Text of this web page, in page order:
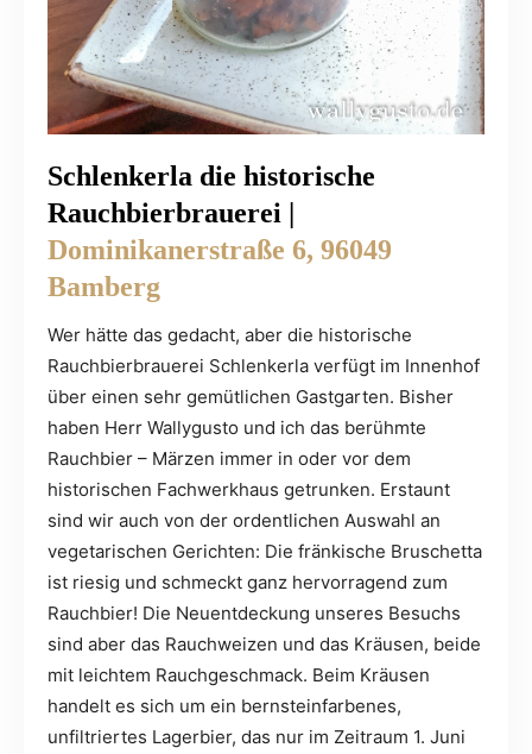
Schlenkerla die historische
Rauchbierbrauerei |
Dominikanerstraße 6, 96049
Bamberg
Wer hätte das gedacht, aber die historische
Rauchbierbrauerei Schlenkerla verfügt im Innenhof
über einen sehr gemütlichen Gastgarten. Bisher
haben Herr Wallygusto und ich das berühmte
Rauchbier – Märzen immer in oder vor dem
historischen Fachwerkhaus getrunken. Erstaunt
sind wir auch von der ordentlichen Auswahl an
vegetarischen Gerichten: Die fränkische Bruschetta
ist riesig und schmeckt ganz hervorragend zum
Rauchbier! Die Neuentdeckung unseres Besuchs
sind aber das Rauchweizen und das Kräusen, beide
mit leichtem Rauchgeschmack. Beim Kräusen
handelt es sich um ein bernsteinfarbenes,
unfiltriertes Lagerbier, das nur im Zeitraum 1. Juni